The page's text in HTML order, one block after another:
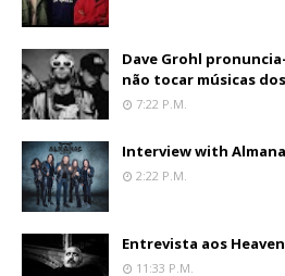
Dave Grohl
não tocar músicas
7:22 P.m.
Interview with
2:22 P.m.
Entrevista aos
11:33 P.m.